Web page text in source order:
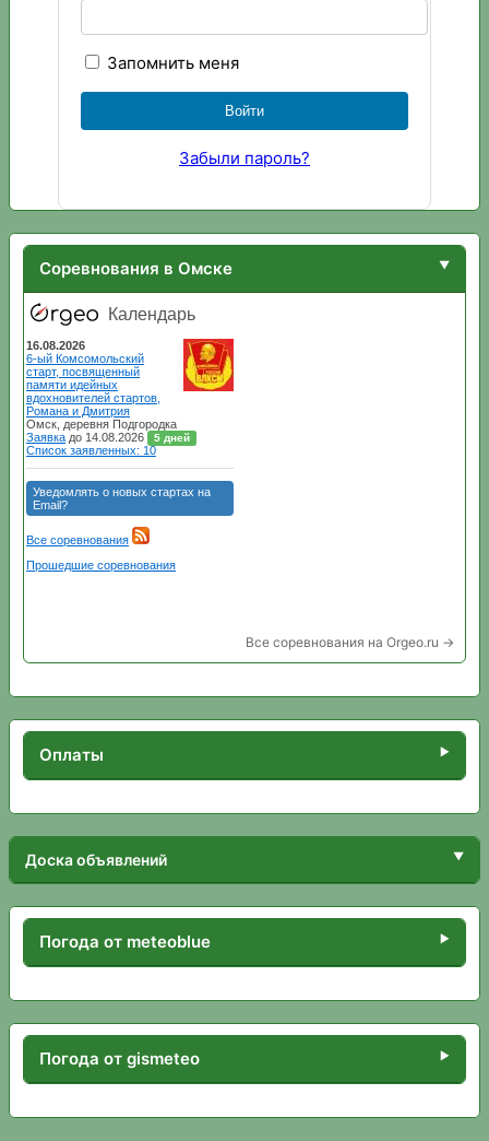
Запомнить меня
Забыли пароль?
Соревнования в Омске
Все соревнования на Orgeo.ru →
Оплаты
Доска объявлений
Погода от meteoblue
Погода от gismeteo